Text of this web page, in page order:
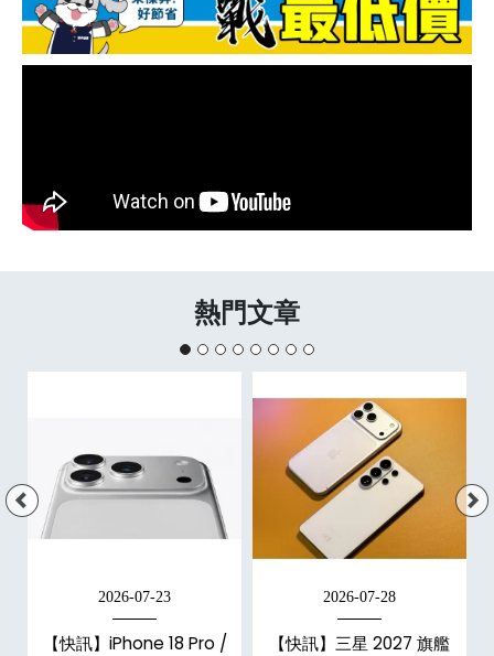
熱門文章
2026-07-23
【快訊】iPhone 18 Pro /
2026-07-28
【快訊】三星 2027 旗艦